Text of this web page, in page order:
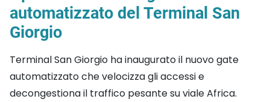
automatizzato del Terminal San
Giorgio
Terminal San Giorgio ha inaugurato il nuovo gate
automatizzato che velocizza gli accessi e
decongestiona il traffico pesante su viale Africa.